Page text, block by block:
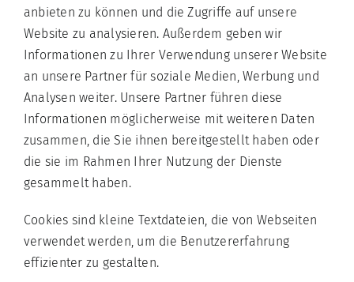
anbieten zu können und die Zugriffe auf unsere
Website zu analysieren. Außerdem geben wir
Informationen zu Ihrer Verwendung unserer Website
an unsere Partner für soziale Medien, Werbung und
Analysen weiter. Unsere Partner führen diese
Informationen möglicherweise mit weiteren Daten
zusammen, die Sie ihnen bereitgestellt haben oder
die sie im Rahmen Ihrer Nutzung der Dienste
gesammelt haben.
Cookies sind kleine Textdateien, die von Webseiten
verwendet werden, um die Benutzererfahrung
effizienter zu gestalten.